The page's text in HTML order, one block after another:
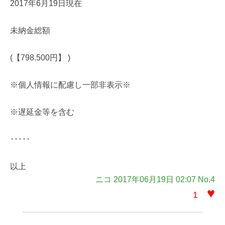
2017年6月19日現在
未納金総額
(【798.500円】 )
※個人情報に配慮し一部非表示※
※遅延金等を含む
･････
以上
ニコ 2017年06月19日 02:07 No.4
1 ♥